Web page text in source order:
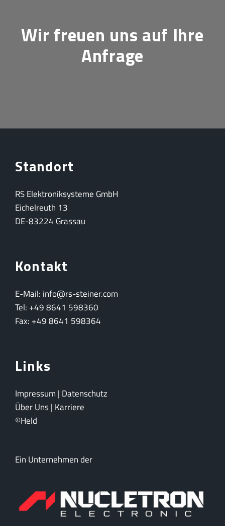
Wir freuen uns auf Ihre
Anfrage
Standort
RS Elektroniksysteme GmbH
Eichelreuth 13
DE-83224 Grassau
Kontakt
E-Mail: info@rs-steiner.com
Tel: +49 8641 598360
Fax: +49 8641 598364
Links
Impressum | Datenschutz
Über Uns| Karriere
©Held
Ein Unternehmen der